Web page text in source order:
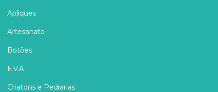
Apliques
Artesanato
Botões
E.V.A
Chatons e Pedrarias